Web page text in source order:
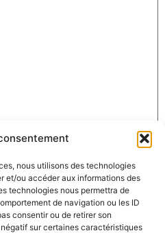
nous utilisons des technologies
et/ou accéder aux informations des
technologies nous permettra de
de navigation ou les ID
consentir ou de retirer son
sur certaines caractéristiques